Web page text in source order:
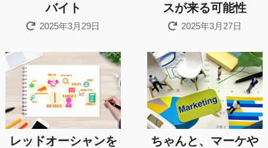
バイト
2025年3月29日
スが来る可能性
2025年3月27日
レッドオーシャンを
ちゃんと、マーケや